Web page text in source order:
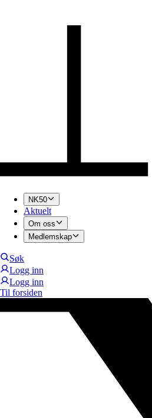
NK50
Aktuelt
Om oss
Medlemskap
Søk
Logg inn
Logg inn
Til forsiden